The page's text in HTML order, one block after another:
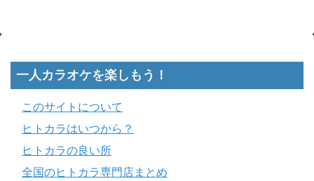
一人カラオケを楽しもう！
このサイトについて
ヒトカラはいつから？
ヒトカラの良い所
全国のヒトカラ専門店まとめ